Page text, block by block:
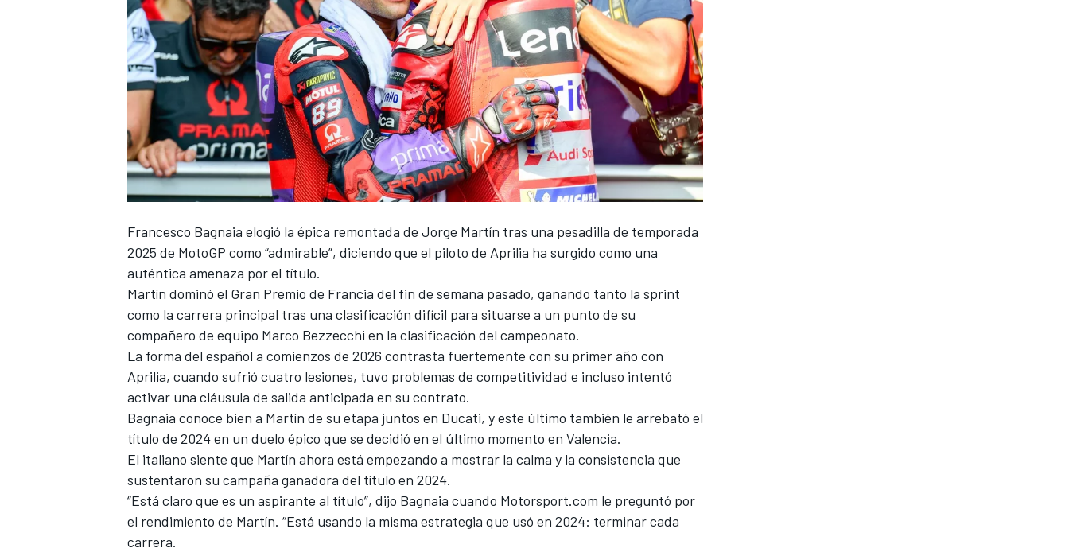
FÓRMULA E
WRC
Francesco Bagnaia elogió la épica remontada de Jorge Martín tras una pesadilla de temporada
2025 de MotoGP como “admirable”, diciendo que el piloto de Aprilia ha surgido como una
auténtica amenaza por el título.
Martín dominó el Gran Premio de Francia del fin de semana pasado, ganando tanto la sprint
como la carrera principal tras una clasificación difícil para situarse a un punto de su
compañero de equipo Marco Bezzecchi en la clasificación del campeonato.
La forma del español a comienzos de 2026 contrasta fuertemente con su primer año con
Aprilia, cuando sufrió cuatro lesiones, tuvo problemas de competitividad e incluso intentó
activar una cláusula de salida anticipada en su contrato.
Bagnaia conoce bien a Martín de su etapa juntos en Ducati, y este último también le arrebató el
título de 2024 en un duelo épico que se decidió en el último momento en Valencia.
El italiano siente que Martín ahora está empezando a mostrar la calma y la consistencia que
sustentaron su campaña ganadora del título en 2024.
“Está claro que es un aspirante al título”, dijo Bagnaia cuando Motorsport.com le preguntó por
el rendimiento de Martín. “Está usando la misma estrategia que usó en 2024: terminar cada
carrera.